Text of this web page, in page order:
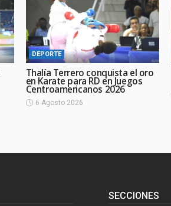
DEPORTE
Thalía Terrero conquista el oro
en Karate para RD en Juegos
Centroamericanos 2026
6 Agosto 2026
SECCIONES